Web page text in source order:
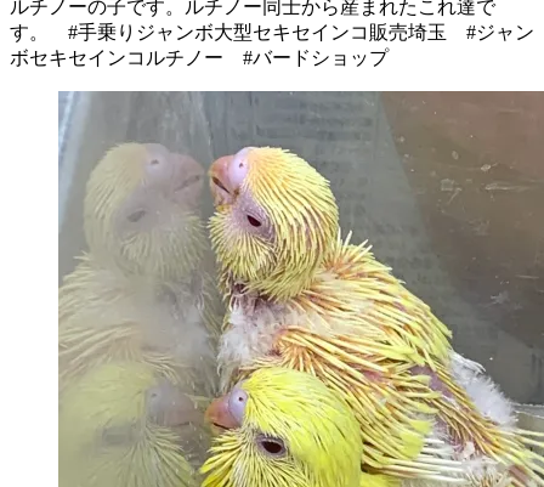
ルチノーの子です。ルチノー同士から産まれたこれ達で
す。 #手乗りジャンボ大型セキセインコ販売埼玉 #ジャン
ボセキセインコルチノー #バードショップ